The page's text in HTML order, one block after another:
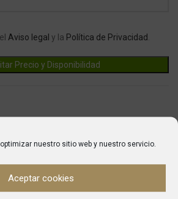
nuestro sitio web y nuestro servicio.
Aceptar cookies
Aviso legal y la Política de Privacidad.